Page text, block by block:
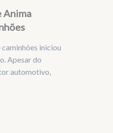
Anima
iniciou
Apesar do
automotivo,